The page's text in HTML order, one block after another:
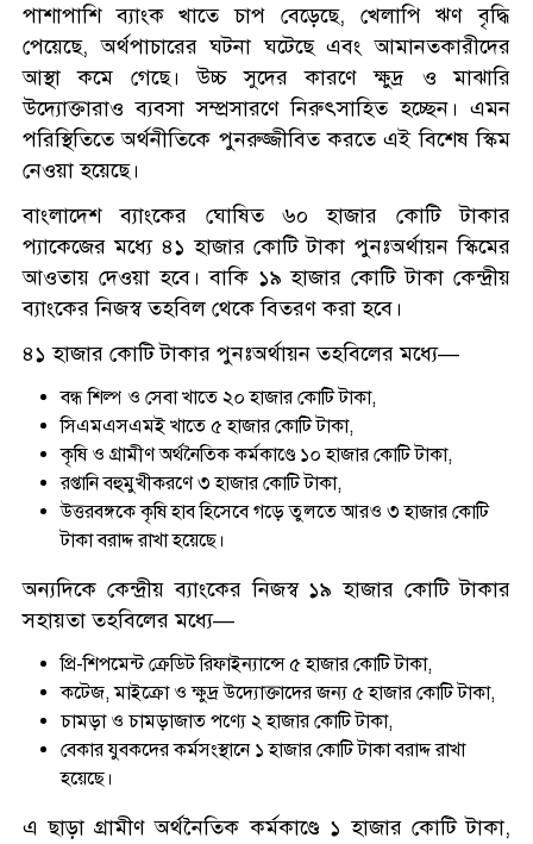
পাশাপাশি ব্যাংক খাতে চাপ বেড়েছে, খেলাপি ঋণ বৃদ্ধি
পেয়েছে, অর্থপাচারের ঘটনা ঘটেছে এবং আমানতকারীদের
আস্থা কমে গেছে। উচ্চ সুদের কারণে ক্ষুদ্র ও মাঝারি
উদ্যোক্তারাও ব্যবসা সম্প্রসারণে নিরুৎসাহিত হচ্ছেন। এমন
পরিস্থিতিতে অর্থনীতিকে পুনরুজ্জীবিত করতে এই বিশেষ স্কিম
নেওয়া হয়েছে।
বাংলাদেশ ব্যাংকের ঘোষিত ৬০ হাজার কোটি টাকার
প্যাকেজের মধ্যে ৪১ হাজার কোটি টাকা পুনঃঅর্থায়ন স্কিমের
আওতায় দেওয়া হবে। বাকি ১৯ হাজার কোটি টাকা কেন্দ্রীয়
ব্যাংকের নিজস্ব তহবিল থেকে বিতরণ করা হবে।
৪১ হাজার কোটি টাকার পুনঃঅর্থায়ন তহবিলের মধ্যে—
বন্ধ শিল্প ও সেবা খাতে ২০ হাজার কোটি টাকা,
সিএমএসএমই খাতে ৫ হাজার কোটি টাকা,
কৃষি ও গ্রামীণ অর্থনৈতিক কর্মকাণ্ডে ১০ হাজার কোটি টাকা,
রপ্তানি বহুমুখীকরণে ৩ হাজার কোটি টাকা,
উত্তরবঙ্গকে কৃষি হাব হিসেবে গড়ে তুলতে আরও ৩ হাজার কোটি
টাকা বরাদ্দ রাখা হয়েছে।
অন্যদিকে কেন্দ্রীয় ব্যাংকের নিজস্ব ১৯ হাজার কোটি টাকার
সহায়তা তহবিলের মধ্যে—
প্রি-শিপমেন্ট ক্রেডিট রিফাইন্যান্সে ৫ হাজার কোটি টাকা,
কটেজ, মাইক্রো ও ক্ষুদ্র উদ্যোক্তাদের জন্য ৫ হাজার কোটি টাকা,
চামড়া ও চামড়াজাত পণ্যে ২ হাজার কোটি টাকা,
বেকার যুবকদের কর্মসংস্থানে ১ হাজার কোটি টাকা বরাদ্দ রাখা
হয়েছে।
এ ছাড়া গ্রামীণ অর্থনৈতিক কর্মকাণ্ডে ১ হাজার কোটি টাকা,